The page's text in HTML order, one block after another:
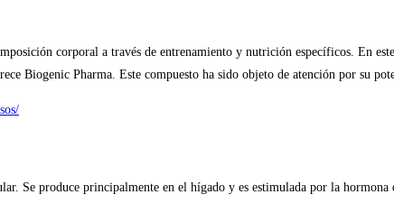
corporal a través de entrenamiento y nutrición específicos. En
Biogenic Pharma. Este compuesto ha sido objeto de atención por su
Se produce principalmente en el hígado y es estimulada por la